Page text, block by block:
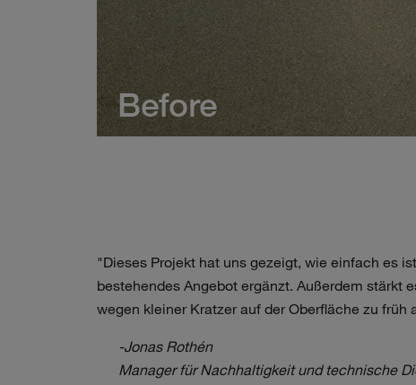
"Dieses Projekt hat uns gezeigt, wie einfach es
bestehendes Angebot ergänzt. Außerdem stärkt
wegen kleiner Kratzer auf der Oberfläche zu
-Jonas Rothén
Manager für Nachhaltigkeit und technische